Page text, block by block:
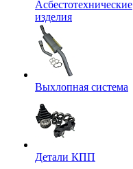
Асбестотехнические
изделия
Выхлопная система
Детали КПП